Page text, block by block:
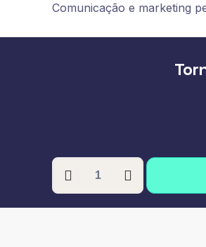
Comunicação e marketing
PÓS-
GRADUAÇÃO